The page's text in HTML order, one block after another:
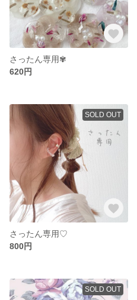
さったん専用✾
620円
SOLD OUT
さったん専用♡
800円
SOLD OUT